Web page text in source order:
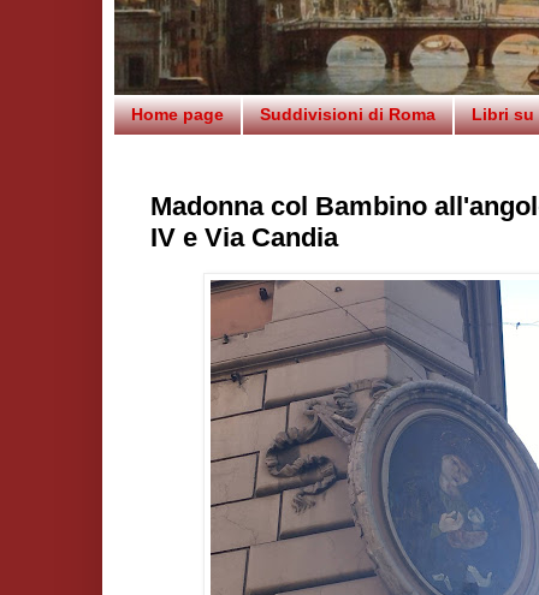
Home page Suddivisioni di Roma Libri su
Madonna col Bambino
IV e Via Candia